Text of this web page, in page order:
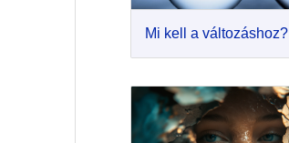
Mi kell a változáshoz?